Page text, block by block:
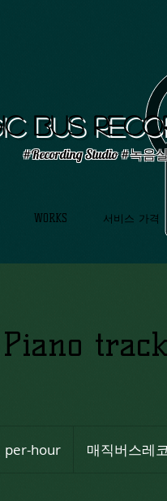
Bus
#Recording Studio #녹음
WORKS 서비스 가격
per-hour 매직버스레